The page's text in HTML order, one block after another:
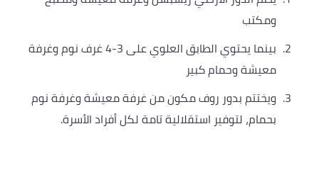
ومكتب
بينما يحتوي الطابق العلوي على 3-4 غرف نوم وغرفة
معيشة وحمام كبير
ويختتم بدور روف مكون من غرفة معيشة وغرفة نوم
بحمام، لتوفير استقلالية تامة لكل أفراد الأسرة.